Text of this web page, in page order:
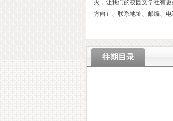
火，让我们的校园文学社有
方向）、联系地址、邮编、电
往期目录